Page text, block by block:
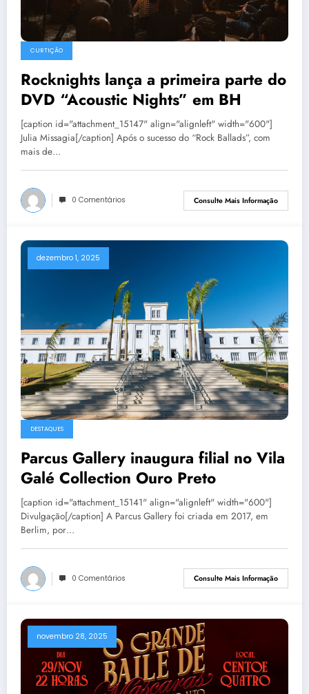
CURTIÇÃO
Rocknights lança a primeira parte do
DVD “Acoustic Nights” em BH
[caption id="attachment_15147" align="alignleft" width="600"]
Julia Missagia[/caption] Após o sucesso do “Rock Ballads”, com
mais de…
0 Comentários Consulte Mais Informação
dezembro 1, 2025
DESTAQUES
Parcus Gallery inaugura filial no Vila
Galé Collection Ouro Preto
[caption id="attachment_15141" align="alignleft" width="600"]
Divulgação[/caption] A Parcus Gallery foi criada em 2017, em
Berlim, por…
0 Comentários Consulte Mais Informação
novembro 28, 2025